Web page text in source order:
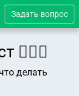
Задать вопрос
делать